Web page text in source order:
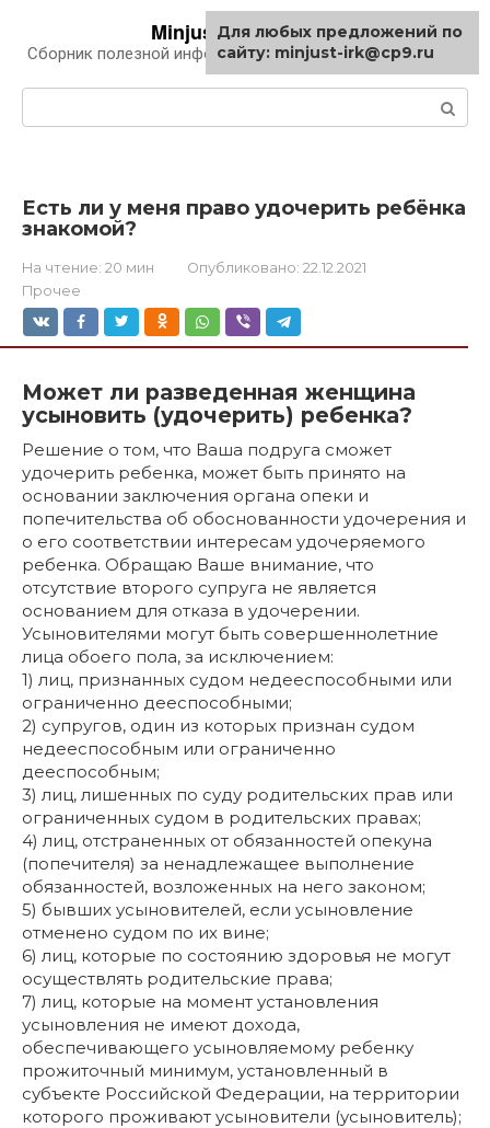
контенту
Minjust-irk.ru
Сборник полезной информации про автомобили
Есть ли у меня право удочерить ребёнка
знакомой?
На чтение: 20 мин Опубликовано: 22.12.2021
Прочее
Может ли разведенная женщина
усыновить (удочерить) ребенка?
Решение о том, что Ваша подруга сможет
удочерить ребенка, может быть принято на
основании заключения органа опеки и
попечительства об обоснованности удочерения и
о его соответствии интересам удочеряемого
ребенка. Обращаю Ваше внимание, что
отсутствие второго супруга не является
основанием для отказа в удочерении.
Усыновителями могут быть совершеннолетние
лица обоего пола, за исключением:
1) лиц, признанных судом недееспособными или
ограниченно дееспособными;
2) супругов, один из которых признан судом
недееспособным или ограниченно
дееспособным;
3) лиц, лишенных по суду родительских прав или
ограниченных судом в родительских правах;
4) лиц, отстраненных от обязанностей опекуна
(попечителя) за ненадлежащее выполнение
обязанностей, возложенных на него законом;
5) бывших усыновителей, если усыновление
отменено судом по их вине;
6) лиц, которые по состоянию здоровья не могут
осуществлять родительские права;
7) лиц, которые на момент установления
усыновления не имеют дохода,
обеспечивающего усыновляемому ребенку
прожиточный минимум, установленный в
субъекте Российской Федерации, на территории
которого проживают усыновители (усыновитель);
Для любых предложений по
сайту: minjust-irk@cp9.ru